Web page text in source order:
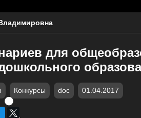
для
Конкурсы doc 01.04.2017